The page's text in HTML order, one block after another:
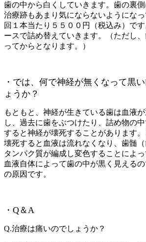
歯の中から白くしていきます。歯の裏側
治療跡もあまり気にならないようになっ
回１本当たり５５００円（税込み）で
ースで詰め替えていきます。（ただし
ってからとなります。）
・では、何で神経が無くなって黒
ょうか？
もともと、神経が生きている歯は血液
し、過去に歯をぶつけたり、詰め物の
すると神経が壊死することがあります
壊死すると血液は流れなくなり、歯髄
タンパク質が編成し変色することによ
血液自体によって歯の中が黒く見える
の原因です。
・Q＆A
Q.治療は痛いのでしょうか？